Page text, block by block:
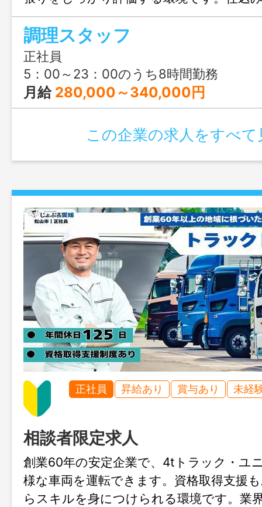
付けまで幅広く携わりながら、飲食人と
キルアップを目指せます。
調理スタッフ
正社員
5：00～23：00のうち8時間勤務
月給 280,000～340,000円
この企業の求人をすべて
正社員 昇給あり 賞与あり 未経
相談者限定求人
創業60年の安定企業で、4tトラック・ユ
様な車両を運転できます。資格取得支援
らスキルを身につけられる環境です。業